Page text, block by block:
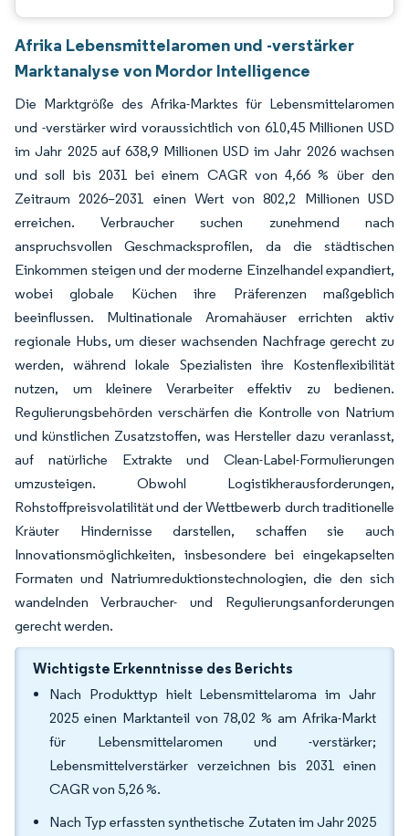
Afrika Lebensmittelaromen und -verstärker
Marktanalyse von Mordor Intelligence
Die Marktgröße des Afrika-Marktes für Lebensmittelaromen
und -verstärker wird voraussichtlich von 610,45 Millionen USD
im Jahr 2025 auf 638,9 Millionen USD im Jahr 2026 wachsen
und soll bis 2031 bei einem CAGR von 4,66 % über den
Zeitraum 2026–2031 einen Wert von 802,2 Millionen USD
erreichen. Verbraucher suchen zunehmend nach
anspruchsvollen Geschmacksprofilen, da die städtischen
Einkommen steigen und der moderne Einzelhandel expandiert,
wobei globale Küchen ihre Präferenzen maßgeblich
beeinflussen. Multinationale Aromahäuser errichten aktiv
regionale Hubs, um dieser wachsenden Nachfrage gerecht zu
werden, während lokale Spezialisten ihre Kostenflexibilität
nutzen, um kleinere Verarbeiter effektiv zu bedienen.
Regulierungsbehörden verschärfen die Kontrolle von Natrium
und künstlichen Zusatzstoffen, was Hersteller dazu veranlasst,
auf natürliche Extrakte und Clean-Label-Formulierungen
umzusteigen. Obwohl Logistikherausforderungen,
Rohstoffpreisvolatilität und der Wettbewerb durch traditionelle
Kräuter Hindernisse darstellen, schaffen sie auch
Innovationsmöglichkeiten, insbesondere bei eingekapselten
Formaten und Natriumreduktionstechnologien, die den sich
wandelnden Verbraucher- und Regulierungsanforderungen
gerecht werden.
Wichtigste Erkenntnisse des Berichts
Nach Produkttyp hielt Lebensmittelaroma im Jahr
2025 einen Marktanteil von 78,02 % am Afrika-Markt
für Lebensmittelaromen und -verstärker;
Lebensmittelverstärker verzeichnen bis 2031 einen
CAGR von 5,26 %.
Nach Typ erfassten synthetische Zutaten im Jahr 2025